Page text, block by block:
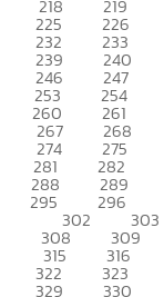
218 219
225 226
232 233
239 240
246 247
253 254
260 261
267 268
274 275
281 282
288 289
295 296
302 303
308 309
315 316
322 323
329 330